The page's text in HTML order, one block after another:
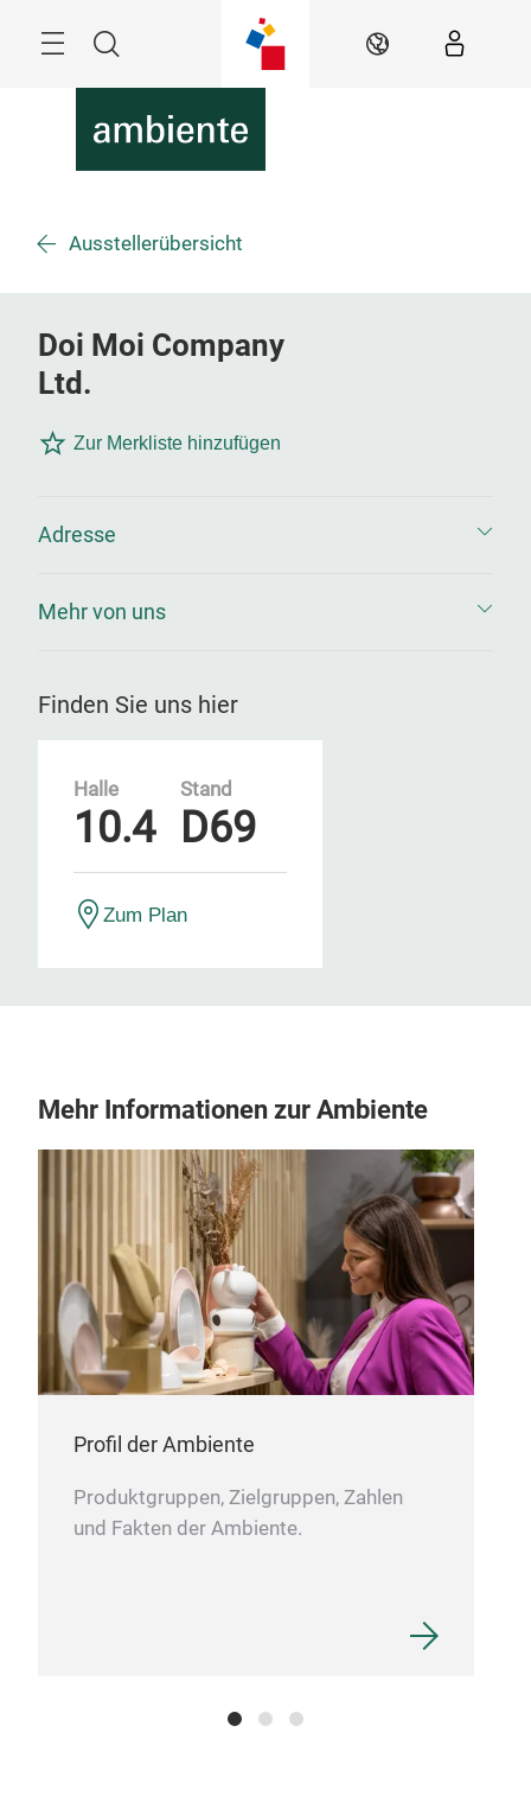
Suche DE
Ausstellerübersicht
Doi Moi Company
Ltd.
Zur Merkliste hinzufügen
Adresse
Mehr von uns
Finden Sie uns hier
Halle
10.4
Stand
D69
Zum Plan
Mehr Informationen zur Ambiente
Profil der Ambiente
Produktgruppen, Zielgruppen, Zahlen
und Fakten der Ambiente.